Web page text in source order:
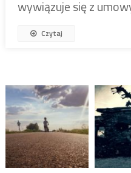
wywiązuje się z
Czytaj